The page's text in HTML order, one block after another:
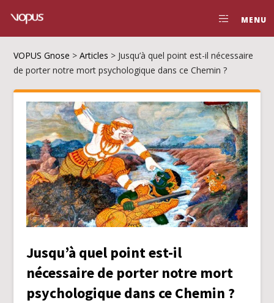
MENU
VOPUS Gnose >Articles > Jusqu’à quel point est-il nécessaire
de porter notre mort psychologique dans ce Chemin ?
Jusqu’à quel point est-il
nécessaire de porter notre mort
psychologique dans ce Chemin ?